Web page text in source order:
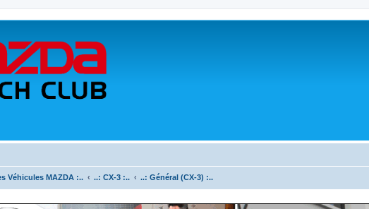
Véhicules MAZDA :.. ..: CX-3 :.. ..: Général (CX-3) :..